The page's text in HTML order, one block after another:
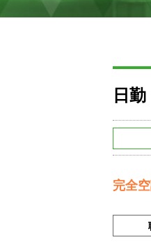
日
完全